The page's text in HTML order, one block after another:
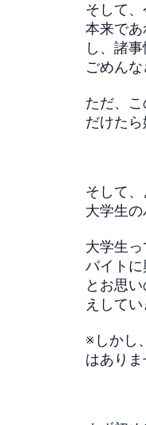
そして、
本来で
し、諸
ごめんな
ただ、
だけた
そして、
大学生
大学生
バイトに
とお思
えしてい
※しかし
はあり